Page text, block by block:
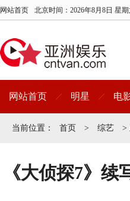
网站首页 北京时间： 2026年8月8日 星
网站首页 明星 电
当前位置： 首页 > 综艺 >
《大侦探7》